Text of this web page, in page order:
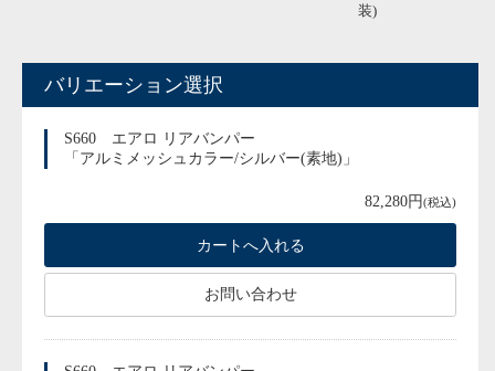
装)
バリエーション選択
S660 エアロ リアバンパー
「アルミメッシュカラー/シルバー(素地)」
82,280円(税込)
お問い合わせ